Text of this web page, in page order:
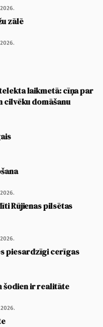
zālē
laikmetā: cīņa par
cilvēku domāšanu
Rūjienas pilsētas
piesardzīgi cerīgas
šodien ir realitāte